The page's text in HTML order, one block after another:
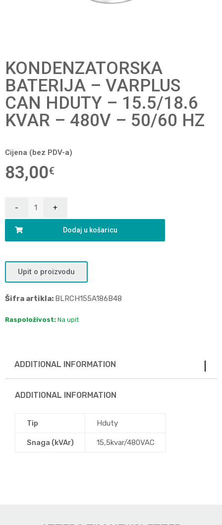
KONDENZATORSKA
BATERIJA – VARPLUS
CAN HDUTY – 15.5/18.6
KVAR – 480V – 50/60 HZ
Cijena (bez PDV-a)
83,00€
Dodaj u košaricu
Upit o proizvodu
Šifra artikla: BLRCH155A186B48
Raspoloživost: Na upit
ADDITIONAL INFORMATION
ADDITIONAL INFORMATION
Tip Hduty
Snaga (kVAr) 15,5kvar/480VAC